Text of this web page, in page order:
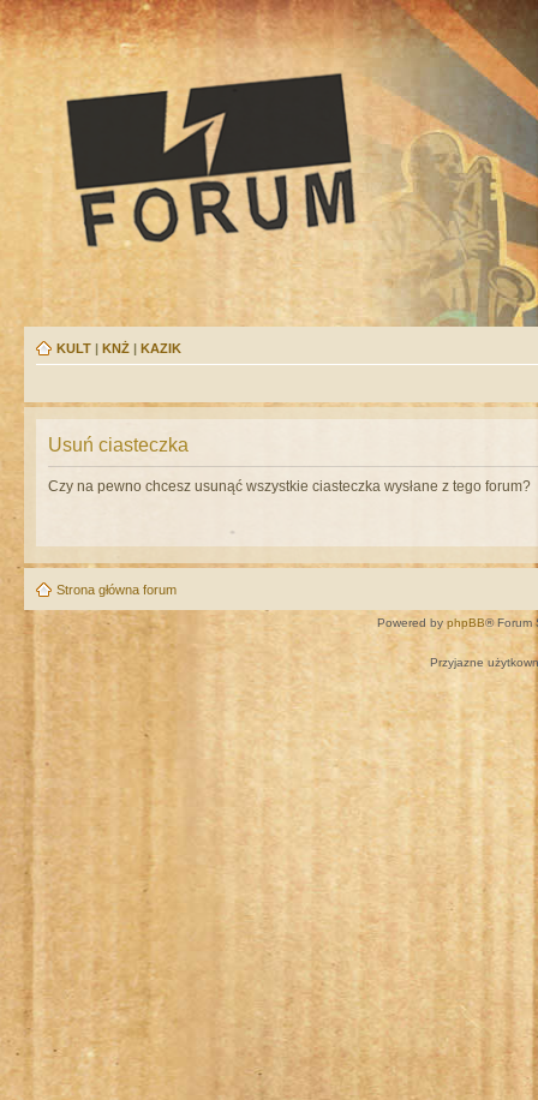
KULT | KNŻ | KAZIK
Usuń ciasteczka
Czy na pewno chcesz usunąć wszystkie ciasteczka wysłane z tego forum?
Strona główna forum
Powered by phpBB® Forum
Przyjazne